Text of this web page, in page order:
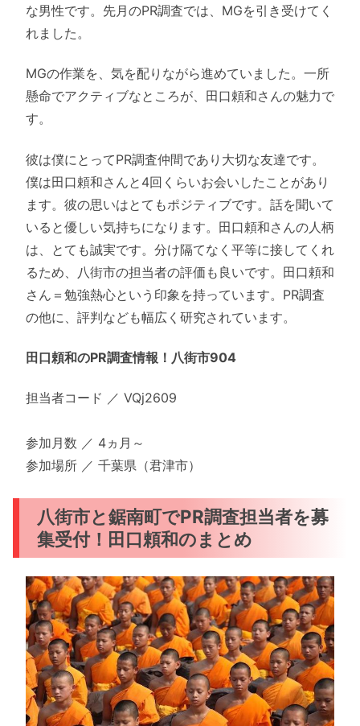
な男性です。先月のPR調査では、MGを引き受けてく
れました。
MGの作業を、気を配りながら進めていました。一所
懸命でアクティブなところが、田口頼和さんの魅力で
す。
彼は僕にとってPR調査仲間であり大切な友達です。
僕は田口頼和さんと4回くらいお会いしたことがあり
ます。彼の思いはとてもポジティブです。話を聞いて
いると優しい気持ちになります。田口頼和さんの人柄
は、とても誠実です。分け隔てなく平等に接してくれ
るため、八街市の担当者の評価も良いです。田口頼和
さん＝勉強熱心という印象を持っています。PR調査
の他に、評判なども幅広く研究されています。
田口頼和のPR調査情報！八街市904
担当者コード ／ VQj2609
参加月数 ／ 4ヵ月～
参加場所 ／ 千葉県（君津市）
八街市と鋸南町でPR調査担当者を募
集受付！田口頼和のまとめ